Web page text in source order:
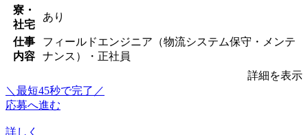
寮・
社宅
あり
仕事
内容
フィールドエンジニア（物流システム保守・メンテ
ナンス）・正社員
詳細を表示
＼最短45秒で完了／
応募へ進む
詳しく